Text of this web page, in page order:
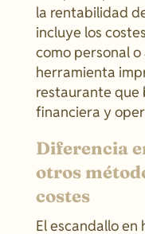
la rentabilidad
incluye los
como personal
herramienta
restaurante que
financiera y
Diferencia
otros
costes
El escandallo en